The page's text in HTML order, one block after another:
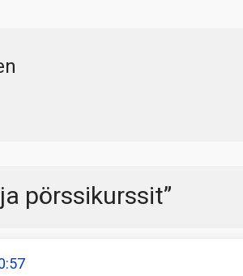
pörssikurssit”